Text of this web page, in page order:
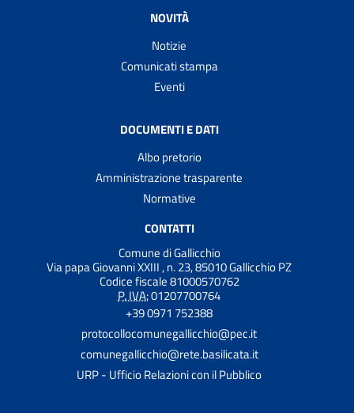
NOVITÀ
Notizie
Comunicati stampa
Eventi
DOCUMENTI E DATI
Albo pretorio
Amministrazione trasparente
Normative
CONTATTI
Comune di Gallicchio
Via papa Giovanni XXIII , n. 23, 85010 Gallicchio PZ
Codice fiscale 81000570762
P. IVA:01207700764
+39 0971 752388
protocollocomunegallicchio@pec.it
comunegallicchio@rete.basilicata.it
URP - Ufficio Relazioni con il Pubblico